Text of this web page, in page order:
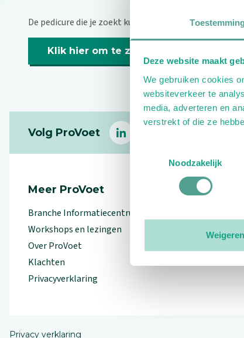
Deze website maakt
We gebruiken cookies
websiteverkeer te
media, adverteren en
verstrekt of die ze
Noodzakelijk
Weigeren
De pedicure die je zoekt kunnen we niet vinden.
Klik hier om te zoeken naar een
Volg ProVoet
linkedin
Meer ProVoet
Branche Informatiecentrum
Workshops en lezingen
Over ProVoet
Klachten
Privacyverklaring
Privacy verklaring